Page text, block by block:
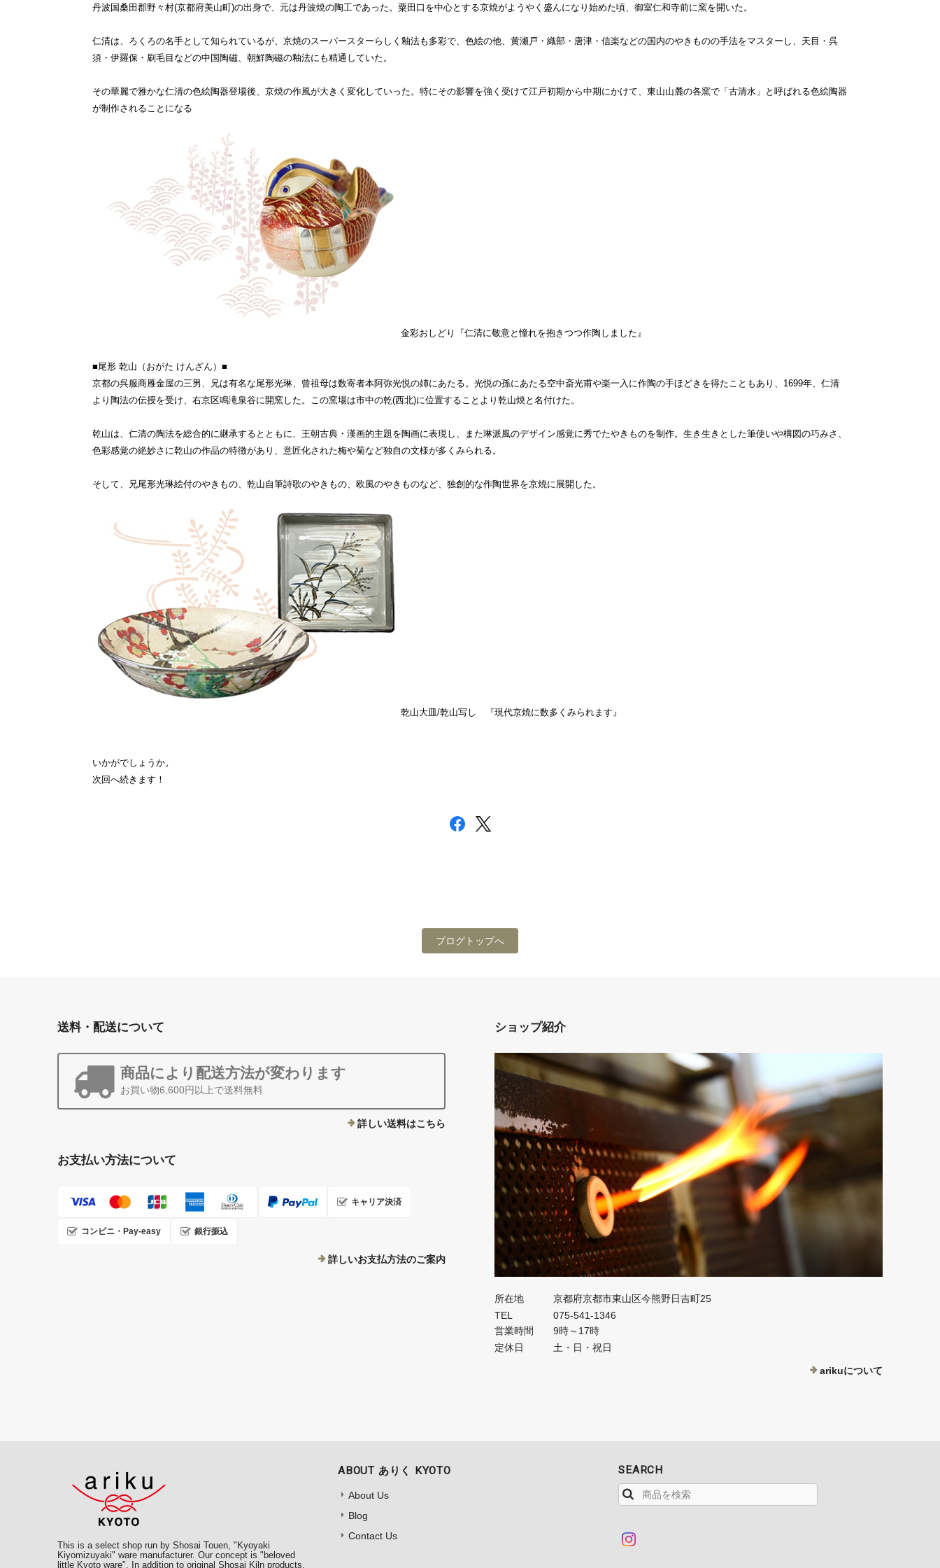
丹波国桑田郡野々村(京都府美山町)の出身で、元は丹波焼の陶工であった。粟田口を中心とする京焼がようやく盛んになり始めた頃、御室仁和寺前に窯を開いた。
仁清は、ろくろの名手として知られているが、京焼のスーパースターらしく釉法も多彩で、色絵の他、黄瀬戸・織部・唐津・信楽などの国内のやきものの手法をマスターし、天目・呉
須・伊羅保・刷毛目などの中国陶磁、朝鮮陶磁の釉法にも精通していた。
その華麗で雅かな仁清の色絵陶器登場後、京焼の作風が大きく変化していった。特にその影響を強く受けて江戸初期から中期にかけて、東山山麓の各窯で「古清水」と呼ばれる色絵陶器
が制作されることになる
金彩おしどり『仁清に敬意と憧れを抱きつつ作陶しました』
■尾形 乾山（おがた けんざん）■
京都の呉服商雁金屋の三男、兄は有名な尾形光琳、曾祖母は数寄者本阿弥光悦の姉にあたる。光悦の孫にあたる空中斎光甫や楽一入に作陶の手ほどきを得たこともあり、1699年、仁清
より陶法の伝授を受け、右京区鳴滝泉谷に開窯した。この窯場は市中の乾(西北)に位置することより乾山焼と名付けた。
乾山は、仁清の陶法を総合的に継承するとともに、王朝古典・漢画的主題を陶画に表現し、また琳派風のデザイン感覚に秀でたやきものを制作。生き生きとした筆使いや構図の巧みさ、
色彩感覚の絶妙さに乾山の作品の特徴があり、意匠化された梅や菊など独自の文様が多くみられる。
そして、兄尾形光琳絵付のやきもの、乾山自筆詩歌のやきもの、欧風のやきものなど、独創的な作陶世界を京焼に展開した。
乾山大皿/乾山写し 『現代京焼に数多くみられます』
いかがでしょうか。
次回へ続きます！
ブログトップへ
送料・配送について
商品により配送方法が変わります
お買い物6,600円以上で送料無料
詳しい送料はこちら
お支払い方法について
キャリア決済
コンビニ・Pay-easy 銀行振込
詳しいお支払方法のご案内
ショップ紹介
所在地
京都府京都市東山区今熊野日吉町25
TEL
075-541-1346
営業時間
9時～17時
定休日
土・日・祝日
arikuについて
This is a select shop run by Shosai Touen, "Kyoyaki
Kiyomizuyaki" ware manufacturer. Our concept is "beloved
little Kyoto ware". In addition to original Shosai Kiln products,
ABOUT ありく KYOTO
About Us
Blog
Contact Us
SEARCH